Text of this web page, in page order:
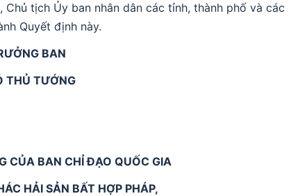
tịch Ủy ban nhân dân các tỉnh, thành phố và các
Quyết định này.
BAN
THỦ TƯỚNG
CỦA BAN CHỈ ĐẠO QUỐC GIA
HẢI SẢN BẤT HỢP PHÁP,